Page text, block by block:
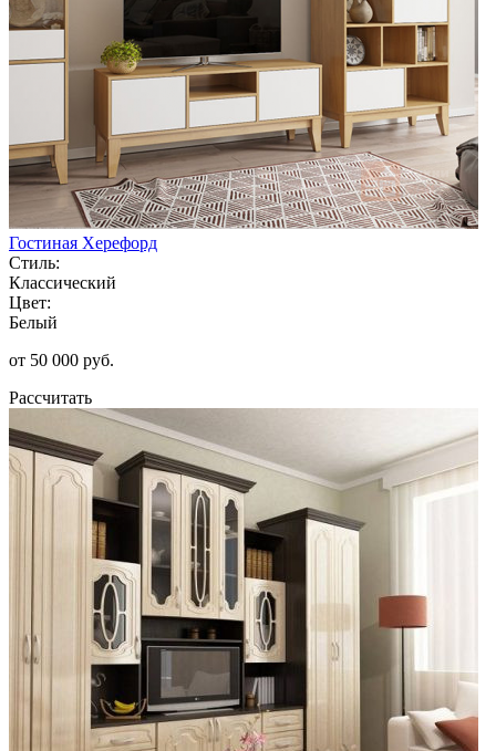
Гостиная Херефорд
Стиль:
Классический
Цвет:
Белый
от 50 000 руб.
Рассчитать